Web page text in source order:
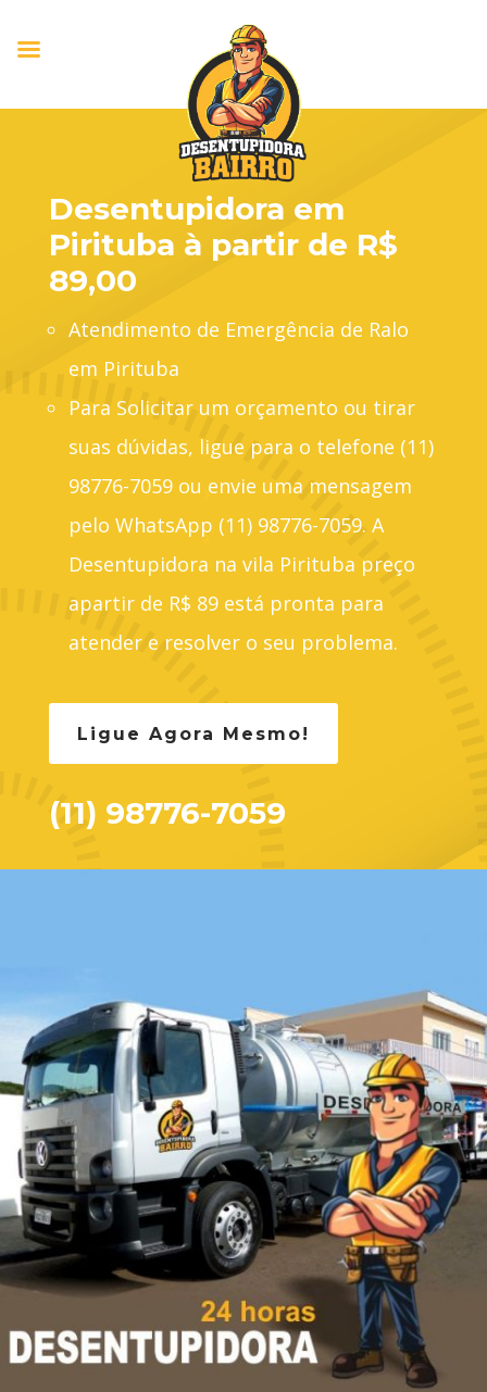
Desentupidora em
Pirituba à partir de R$
89,00
Atendimento de Emergência de Ralo
em Pirituba
Para Solicitar um orçamento ou tirar
suas dúvidas, ligue para o telefone (11)
98776-7059 ou envie uma mensagem
pelo WhatsApp (11) 98776-7059. A
Desentupidora na vila Pirituba preço
apartir de R$ 89 está pronta para
atender e resolver o seu problema.
Ligue Agora Mesmo!
(11) 98776-7059